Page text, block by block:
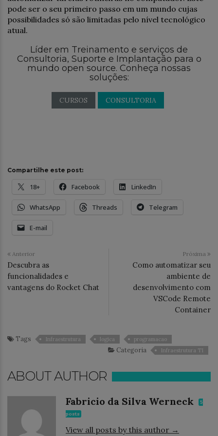
pode ser o seu primeiro passo em um mundo cujas
possibilidades só são limitadas pelo nível tecnológico
atual.
Líder em Treinamento e serviços de
Consultoria, Suporte e Implantação para o
mundo open source. Conheça nossas
soluções:
CURSOS CONSULTORIA
Compartilhe este post:
18+ Facebook LinkedIn
WhatsApp Threads Telegram
E-mail
Anterior
Descubra as
funcionalidades e
vantagens do Rocket Chat
Próxima
Como automatizar seu
ambiente de
desenvolvimento com
VSCode Remote
Container
Tags Infraestrutura logica programacao
Categoria Infraestrutura TI
ABOUT AUTHOR
Fabricio da Silva Werneck
5
posts
View all posts by this author →